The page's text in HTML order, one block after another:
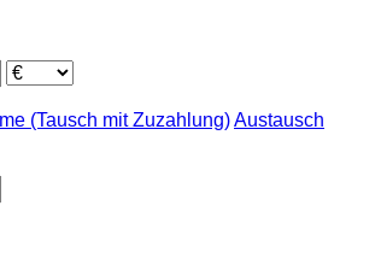
(Tausch mit Zuzahlung)Austausch